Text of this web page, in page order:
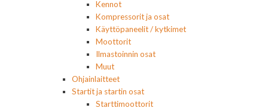
Kennot
Kompressorit ja osat
Käyttöpaneelit / kytkimet
Moottorit
Ilmastoinnin osat
Muut
Ohjainlaitteet
Startit ja startin osat
Starttimoottorit